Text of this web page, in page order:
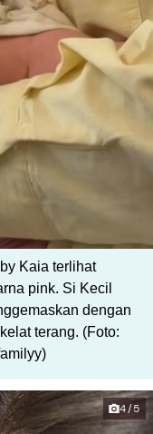
Kaia terlihat
pink. Si Kecil
dengan
terang. (Foto:
4/5